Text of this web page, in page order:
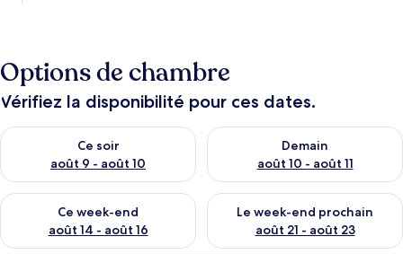
Options de chambre
Vérifiez la disponibilité pour ces dates.
Ce soir
août 9 - août 10
Vérifier la disponibilité pour ce soir août 9 - août 10
Demain
août 10 - août 11
Vérifier la disponibilité pour
Ce week-end
août 14 - août 16
Vérifier la disponibilité pour ce week-end août 14 - août 16
Le week-end prochain
août 21 - août 23
Vérifier la disponibilité pour